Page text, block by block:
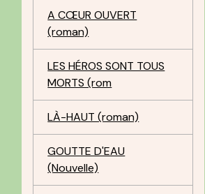
A CŒUR OUVERT
(roman)
LES HÉROS SONT TOUS
MORTS (rom
LÀ-HAUT (roman)
GOUTTE D'EAU
(Nouvelle)